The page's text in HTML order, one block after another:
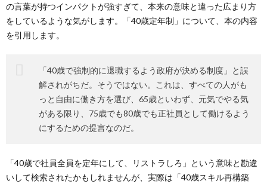
の言葉が持つインパクトが強すぎて、本来の意味と違った広まり方
をしているような気がします。「40歳定年制」について、本の内容
を引用します。
「40歳で強制的に退職するよう政府が決める制度」と誤
解されがちだ。そうではない。これは、すべての人がも
っと自由に働き方を選び、65歳といわず、元気でやる気
がある限り、75歳でも80歳でも正社員として働けるよう
にするための提言なのだ。
「40歳で社員全員を定年にして、リストラしろ」という意味と勘違
いして検索されたかもしれませんが、実際は「40歳スキル再構築